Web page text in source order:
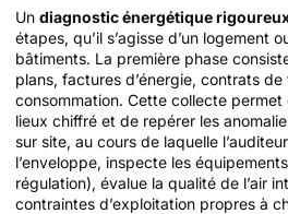
Un diagnostic énergétique
étapes, qu’il s’agisse d’un logement
bâtiments. La première phase
plans, factures d’énergie, contrats
consommation. Cette collecte
lieux chiffré et de repérer les
sur site, au cours de laquelle
l’enveloppe, inspecte les
régulation), évalue la qualité de l’air
contraintes d’exploitation propres à